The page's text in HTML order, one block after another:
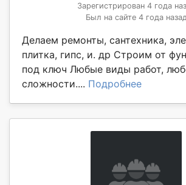
Зарегистрирован 4 года
Был на сайте 4 года назад
Делаем ремонты, сантехника,
плитка, гипс, и. др Строим от
под ключ Любые виды работ,
сложности.... Подробнее